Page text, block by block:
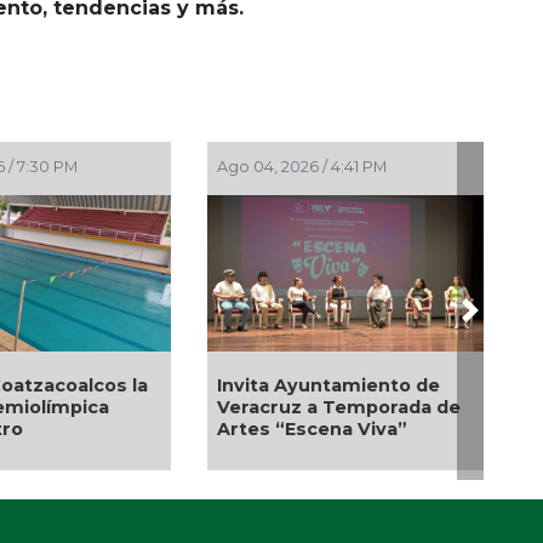
tendencias y más.
03, 2026 / 6:57 PM
y banquetas
la colonia El Mango en
Ago 01, 2026 / 6:23 PM
Emprendedores de
exponen en Mercadito
Bicentenario
Next